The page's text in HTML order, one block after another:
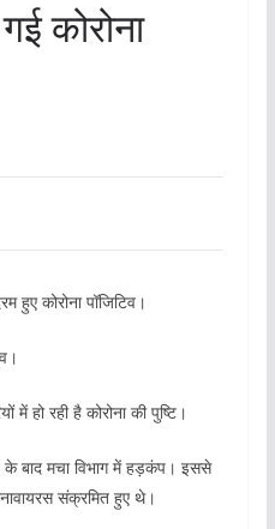
कोरोना
हुए कोरोना पॉजिटिव।
में हो रही है कोरोना की पुष्टि।
के बाद मचा विभाग में हड़कंप। इससे
संक्रमित हुए थे।